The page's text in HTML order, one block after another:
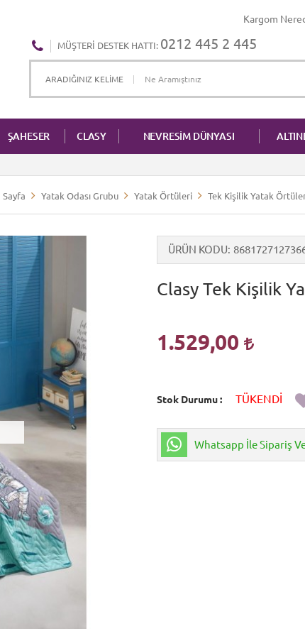
Kargom
MÜŞTERI DESTEK HATTI: 0212 445 2 445
ŞAHESER CLASY NEVRESİM DÜNYASI
Sayfa Yatak Odası Grubu Yatak Örtüleri Tek Kişilik Yatak
ÜRÜN KODU
Clasy Tek Kişilik
1.529,00
Stok Durumu TÜKENDİ
Whatsapp İle Sipariş